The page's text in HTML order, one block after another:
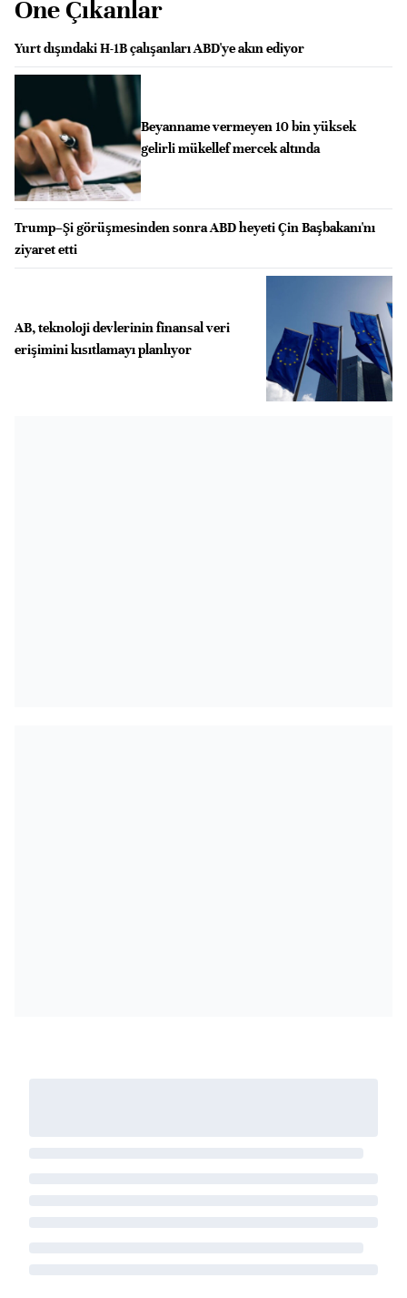
Öne Çıkanlar
Yurt dışındaki H-1B çalışanları ABD'ye akın ediyor
Beyanname vermeyen 10 bin yüksek
gelirli mükellef mercek altında
Trump–Şi görüşmesinden sonra ABD heyeti Çin Başbakanı'nı
ziyaret etti
AB, teknoloji devlerinin finansal veri
erişimini kısıtlamayı planlıyor